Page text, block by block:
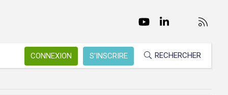
FacebookTwitter youtubeLinkedInNous
CONNEXION S'INSCRIRE RECHERCHER